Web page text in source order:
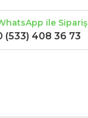
ile Sipariş
(533) 408 36 73